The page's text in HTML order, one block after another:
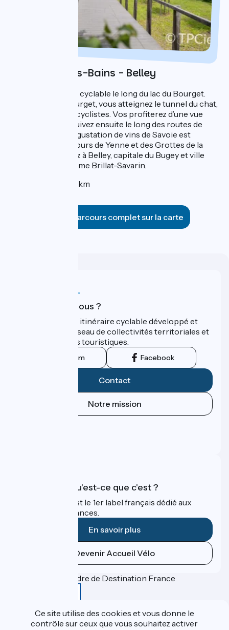
Jour 3 : Aix-les-Bains - Belley
Empruntez la piste cyclable le long du lac du Bourget.
Après le lac du Bourget, vous atteignez le tunnel du chat,
aménagé pour les cyclistes. Vos profiterez d’une vue
magnifique. Poursuivez ensuite le long des routes de
campagne. Une dégustation de vins de Savoie est
possible aux alentours de Yenne et des Grottes de la
Balme. Vous arrivez à Belley, capitale du Bugey et ville
natale du gastronome Brillat-Savarin.
Distance : 33 km
Voir le parcours complet sur la carte
Qui sommes-nous ?
ViaRhôna est un itinéraire cyclable développé et
promu par un réseau de collectivités territoriales et
leurs institutions touristiques.
Instagram Facebook
Contact
Notre mission
Accueil Vélo qu'est-ce que c'est ?
Accueil Vélo c'est le 1er label français dédié aux
cyclistes en vacances.
En savoir plus
Devenir Accueil Vélo
Financé dans le cadre de Destination France
Contact
Ce site utilise des cookies et vous donne le
contrôle sur ceux que vous souhaitez activer